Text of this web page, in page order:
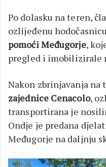
Po dolasku na teren,
ozlijeđenu
pomoći Međugorje,
pregled i imobilizirale
Nakon zbrinjavanja na
zajednice Cenacolo,
transportirana je
Ondje je predana
Međugorje na daljnju